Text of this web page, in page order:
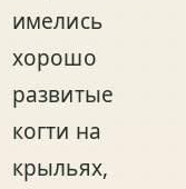
имелись
хорошо
развитые
когти на
крыльях,